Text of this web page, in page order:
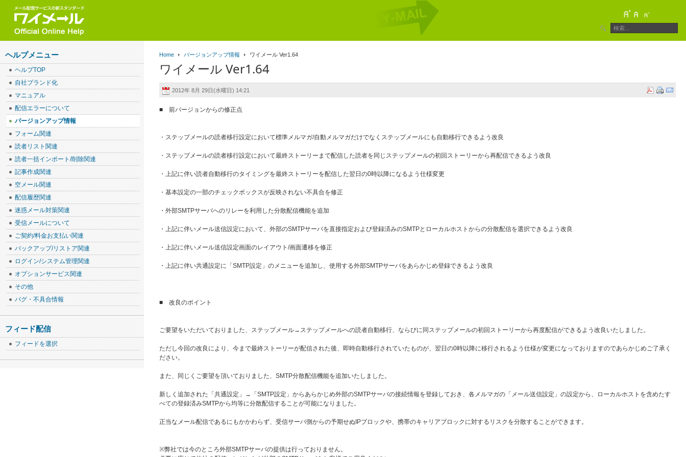
Home バージョンアップ情報 ワイメール Ver1.64
ワイメール Ver1.64
2012年 8月 29日(水曜日) 14:21
■ 前バージョンからの修正点
・ステップメールの読者移行設定において標準メルマガ/自動メルマガだけでなくステップメールにも自動移行できるよう改良
・ステップメールの読者移行設定において最終ストーリーまで配信した読者を同じステップメールの初回ストーリーから再配信できるよう改良
・上記に伴い読者自動移行のタイミングを最終ストーリーを配信した翌日の0時以降になるよう仕様変更
・基本設定の一部のチェックボックスが反映されない不具合を修正
・外部SMTPサーバへのリレーを利用した分散配信機能を追加
・上記に伴いメール送信設定において、外部のSMTPサーバを直接指定および登録済みのSMTPとローカルホストからの分散配信を選択できるよう改良
・上記に伴いメール送信設定画面のレイアウト/画面遷移を修正
・上記に伴い共通設定に「SMTP設定」のメニューを追加し、使用する外部SMTPサーバをあらかじめ登録できるよう改良
■ 改良のポイント
ご要望をいただいておりました、ステップメール→ステップメールへの読者自動移行、ならびに同ステップメールの初回ストーリーから再度配信ができるよう改良いたしました。
ただし今回の改良により、今まで最終ストーリーが配信された後、即時自動移行されていたものが、翌日の0時以降に移行されるよう仕様が変更になっておりますのであらかじめご了承く
ださい。
また、同じくご要望を頂いておりました、SMTP分散配信機能を追加いたしました。
新しく追加された「共通設定」→「SMTP設定」からあらかじめ外部のSMTPサーバの接続情報を登録しておき、各メルマガの「メール送信設定」の設定から、ローカルホストを含めたす
べての登録済みSMTPから均等に分散配信することが可能になりました。
正当なメール配信であるにもかかわらず、受信サーバ側からの予期せぬIPブロックや、携帯のキャリアブロックに対するリスクを分散することができます。
※弊社では今のところ外部SMTPサーバの提供は行っておりません。
ヘルプメニュー
ヘルプTOP
自社ブランド化
マニュアル
配信エラーについて
バージョンアップ情報
フォーム関連
読者リスト関連
読者一括インポート/削除関連
記事作成関連
空メール関連
配信履歴関連
迷惑メール対策関連
受信メールについて
ご契約/料金お支払い関連
バックアップ/リストア関連
ログイン/システム管理関連
オプションサービス関連
その他
バグ・不具合情報
フィード配信
フィードを選択